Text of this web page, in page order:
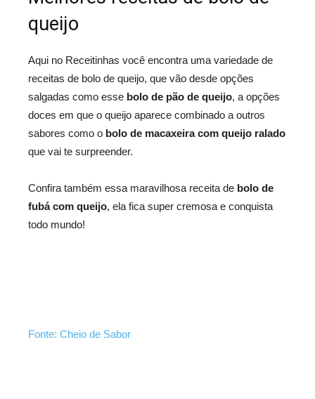
queijo
Aqui no Receitinhas você encontra uma variedade de
receitas de bolo de queijo, que vão desde opções
salgadas como esse bolo de pão de queijo, a opções
doces em que o queijo aparece combinado a outros
sabores como o bolo de macaxeira com queijo ralado
que vai te surpreender.
Confira também essa maravilhosa receita de bolo de
fubá com queijo, ela fica super cremosa e conquista
todo mundo!
Fonte: Cheio de Sabor